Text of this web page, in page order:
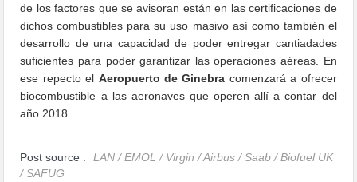
de los factores que se avisoran están en las certificaciones de
dichos combustibles para su uso masivo así como también el
desarrollo de una capacidad de poder entregar cantiadades
suficientes para poder garantizar las operaciones aéreas. En
ese repecto el Aeropuerto de Ginebra comenzará a ofrecer
biocombustible a las aeronaves que operen allí a contar del
año 2018.
Post source :
LAN / EMOL / Virgin / Airbus / Saab / Biofuel UK
/ SAFUG